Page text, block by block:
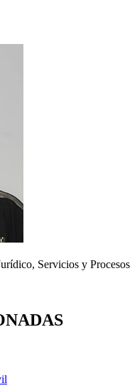
Servicios y Procesos